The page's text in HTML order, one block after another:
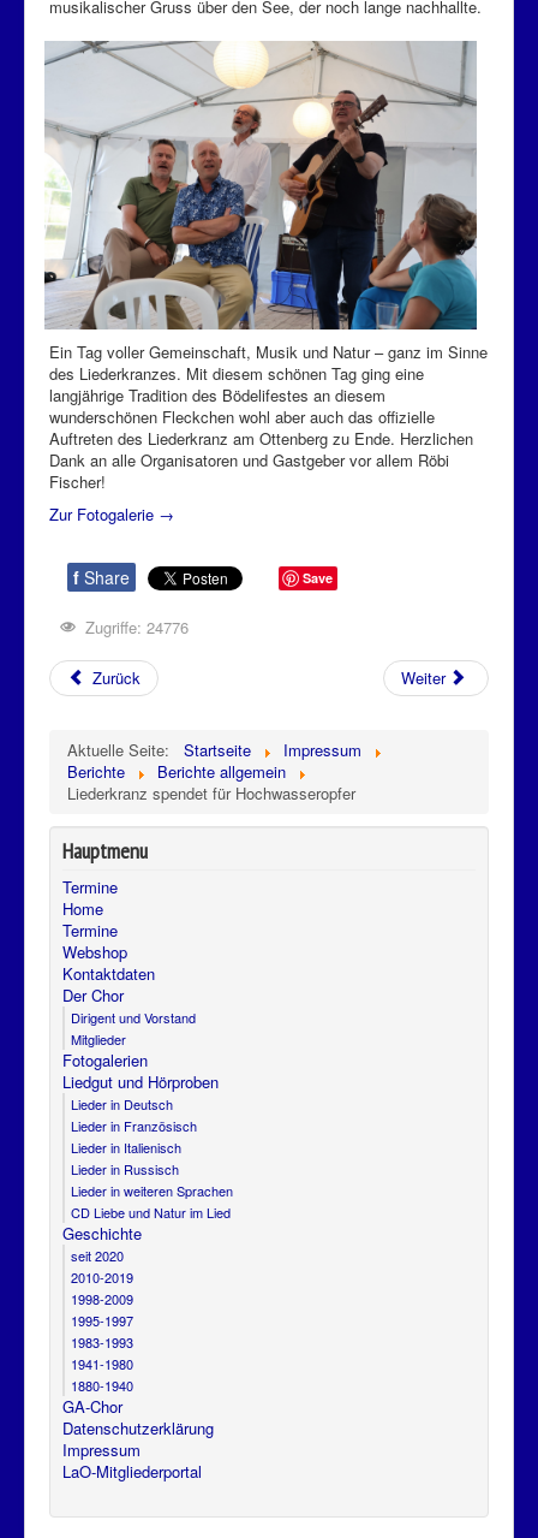
musikalischer Gruss über den See, der noch lange nachhallte.
Ein Tag voller Gemeinschaft, Musik und Natur – ganz im Sinne
des Liederkranzes. Mit diesem schönen Tag ging eine
langjährige Tradition des Bödelifestes an diesem
wunderschönen Fleckchen wohl aber auch das offizielle
Auftreten des Liederkranz am Ottenberg zu Ende. Herzlichen
Dank an alle Organisatoren und Gastgeber vor allem Röbi
Fischer!
Zur Fotogalerie →
f Share Save
Zugriffe: 24776
Zurück Weiter
Aktuelle Seite: Startseite
Impressum
Berichte
Berichte allgemein
Liederkranz spendet für Hochwasseropfer
Hauptmenu
Termine
Home
Termine
Webshop
Kontaktdaten
Der Chor
Dirigent und Vorstand
Mitglieder
Fotogalerien
Liedgut und Hörproben
Lieder in Deutsch
Lieder in Französisch
Lieder in Italienisch
Lieder in Russisch
Lieder in weiteren Sprachen
CD Liebe und Natur im Lied
Geschichte
seit 2020
2010-2019
1998-2009
1995-1997
1983-1993
1941-1980
1880-1940
GA-Chor
Datenschutzerklärung
Impressum
LaO-Mitgliederportal